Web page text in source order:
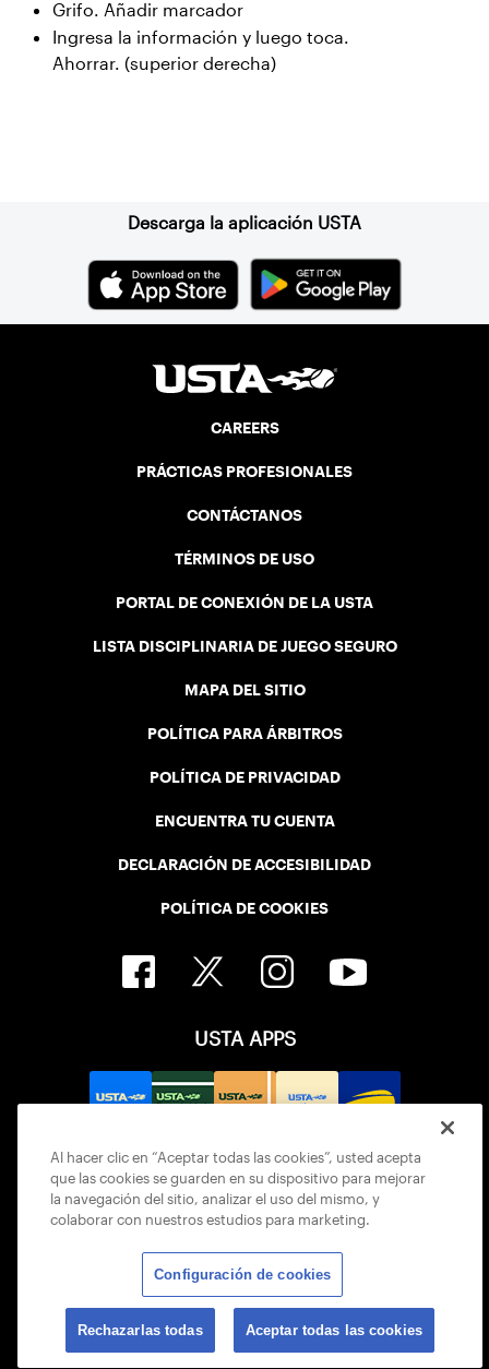
Grifo. Añadir marcador
Ingresa la información y luego toca.
Ahorrar. (superior derecha)
Descarga la aplicación USTA
CAREERS
PRÁCTICAS PROFESIONALES
CONTÁCTANOS
TÉRMINOS DE USO
PORTAL DE CONEXIÓN DE LA USTA
LISTA DISCIPLINARIA DE JUEGO SEGURO
MAPA DEL SITIO
POLÍTICA PARA ÁRBITROS
POLÍTICA DE PRIVACIDAD
ENCUENTRA TU CUENTA
DECLARACIÓN DE ACCESIBILIDAD
POLÍTICA DE COOKIES
USTA APPS
© 2026 USTA ALL RIGHTS RESERVED
Al hacer clic en “Aceptar todas las cookies”, usted acepta
que las cookies se guarden en su dispositivo para mejorar
la navegación del sitio, analizar el uso del mismo, y
colaborar con nuestros estudios para marketing.
Configuración de cookies
Rechazarlas todas Aceptar todas las cookies